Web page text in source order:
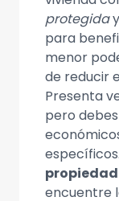
protegida
para
menor
de reducir
Presenta
pero
específicos.
propiedad
encuentre